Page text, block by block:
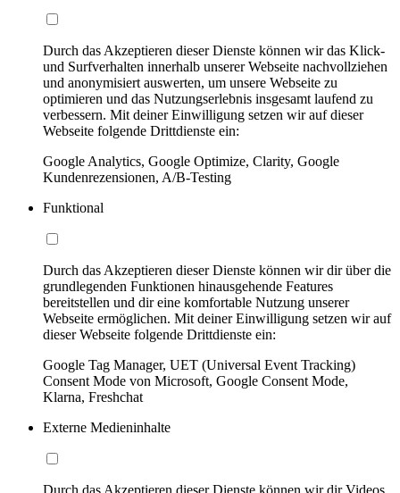
Durch das Akzeptieren dieser Dienste können wir das Klick-
und Surfverhalten innerhalb unserer Webseite nachvollziehen
und anonymisiert auswerten, um unsere Webseite zu
optimieren und das Nutzungserlebnis insgesamt laufend zu
verbessern. Mit deiner Einwilligung setzen wir auf dieser
Webseite folgende Drittdienste ein:
Google Analytics, Google Optimize, Clarity, Google
Kundenrezensionen, A/B-Testing
Funktional
Durch das Akzeptieren dieser Dienste können wir dir über die
grundlegenden Funktionen hinausgehende Features
bereitstellen und dir eine komfortable Nutzung unserer
Webseite ermöglichen. Mit deiner Einwilligung setzen wir auf
dieser Webseite folgende Drittdienste ein:
Google Tag Manager, UET (Universal Event Tracking)
Consent Mode von Microsoft, Google Consent Mode,
Klarna, Freshchat
Externe Medieninhalte
Durch das Akzeptieren dieser Dienste können wir dir Videos